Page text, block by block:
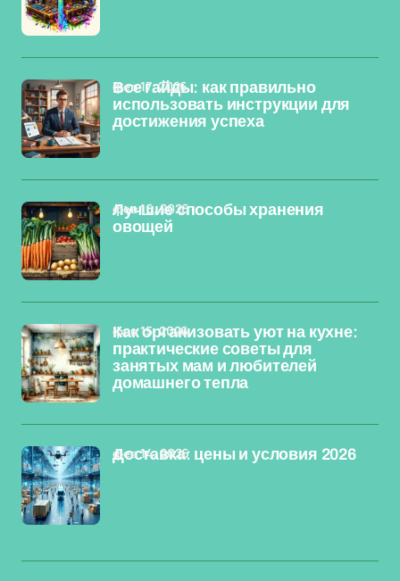
Все гайды: как правильно
использовать инструкции для
достижения успеха
фев 17, 2026
Лучшие способы хранения
овощей
фев 16, 2026
Как организовать уют на кухне:
практические советы для
занятых мам и любителей
домашнего тепла
фев 15, 2026
Доставка: цены и условия 2026
фев 14, 2026